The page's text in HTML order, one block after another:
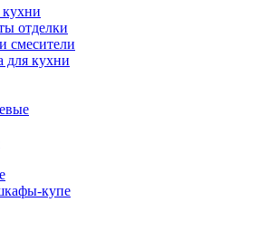
кухни
отделки
смесители
для кухни
купе